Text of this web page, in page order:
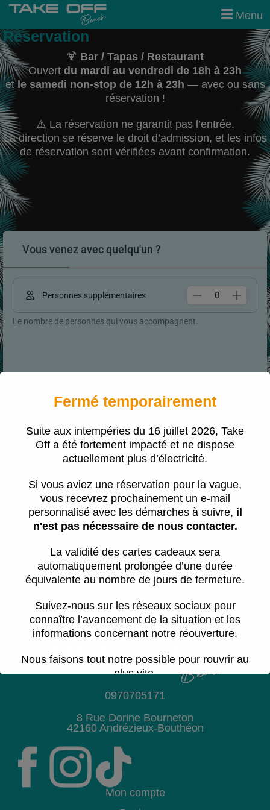
Menu
Réservation
🍹 Bar / Tapas / Restaurant
Ouvert du mardi au vendredi de 18h à 23h
etle samedi non-stop de 12h à 23h — avec ou sans
réservation !
⚠️ La réservation ne garantit pas l’entrée.
La direction se réserve le droit d’admission, et les infos
de réservation sont vérifiées avant confirmation.
Vous venez avec quelqu'un ?
Personnes supplémentaires
Le nombre de personnes qui vous accompagnent.
Continuer
0970705171
8 Rue Dorine Bourneton
42160 Andrézieux-Bouthéon
Mon compte
Fermé temporairement
Suite aux intempéries du 16 juillet 2026, Take
Off a été fortement impacté et ne dispose
actuellement plus d’électricité.
Si vous aviez une réservation pour la vague,
vous recevrez prochainement un e-mail
personnalisé avec les démarches à suivre, il
n'est pas nécessaire de nous contacter.
La validité des cartes cadeaux sera
automatiquement prolongée d’une durée
équivalente au nombre de jours de fermeture.
Suivez-nous sur les réseaux sociaux pour
connaître l’avancement de la situation et les
informations concernant notre réouverture.
Nous faisons tout notre possible pour rouvrir au
plus vite.
Cette période est difficile pour toute l’équipe.
Nous vous remercions pour votre
votre compréhension et votre soutien.